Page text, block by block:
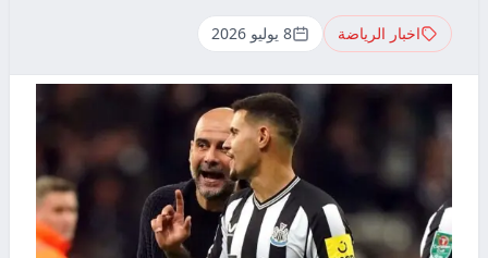
اخبار الرياضة 8 يوليو 2026